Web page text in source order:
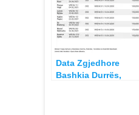
Data Zgjedhore
Bashkia Durrës,